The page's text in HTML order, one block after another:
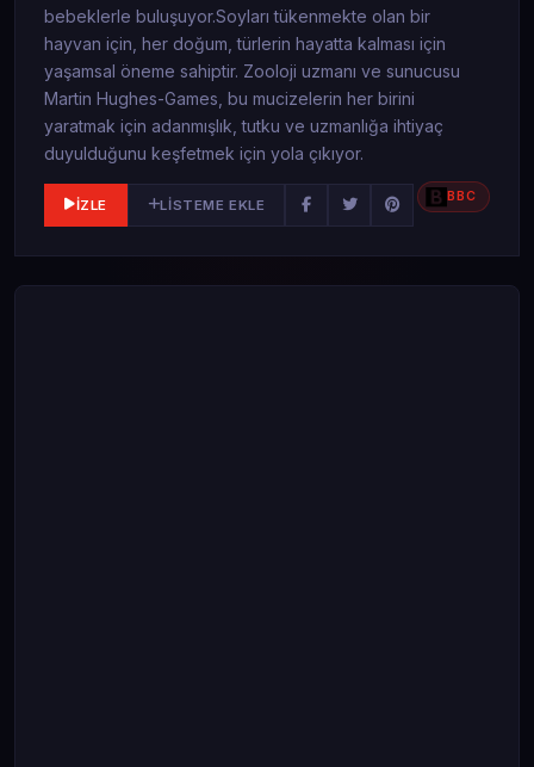
bebeklerle buluşuyor.Soyları tükenmekte olan bir
hayvan için, her doğum, türlerin hayatta kalması için
yaşamsal öneme sahiptir. Zooloji uzmanı ve sunucusu
Martin Hughes-Games, bu mucizelerin her birini
yaratmak için adanmışlık, tutku ve uzmanlığa ihtiyaç
duyulduğunu keşfetmek için yola çıkıyor.
İZLE LISTEME EKLE BBC